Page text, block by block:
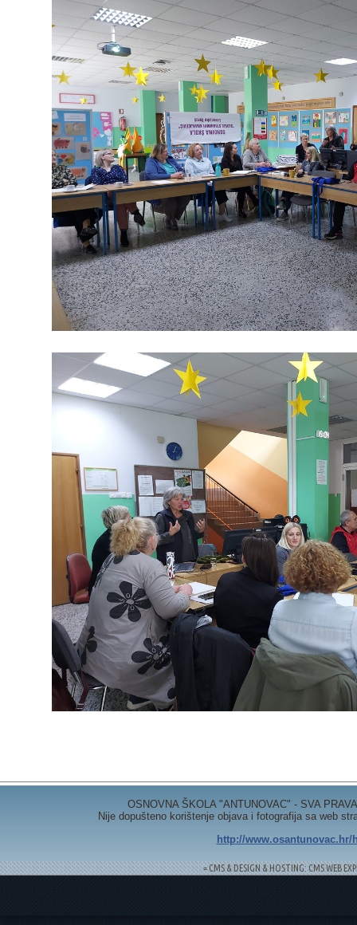
OSNOVNA ŠKOLA "ANTUNOVAC" - SVA
Nije dopušteno korištenje objava i fotografija sa web
http://www.osantunovac.hr/
= CMS & DESIGN & HOSTING: CMS WEB